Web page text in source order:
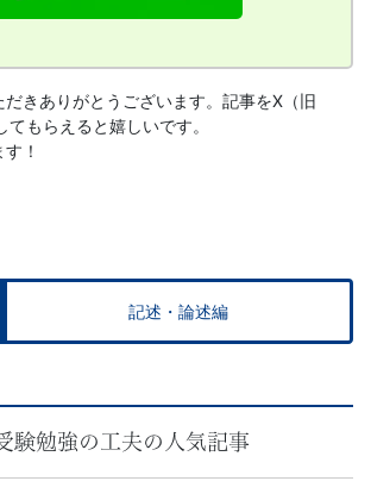
きありがとうございます。記事をX（旧
もらえると嬉しいです。
！
記述・論述編
験勉強の工夫の人気記事